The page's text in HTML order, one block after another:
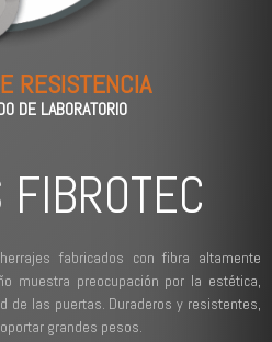
RESISTENCIA
DE LABORATORIO
fabricados con fibra altamente
muestra preocupación por la estética,
de las puertas. Duraderos y resistentes,
grandes pesos.